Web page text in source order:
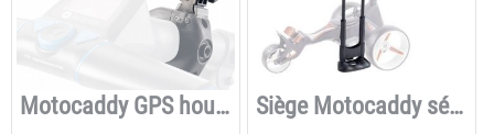
Motocaddy GPS houder Siège Motocaddy série M